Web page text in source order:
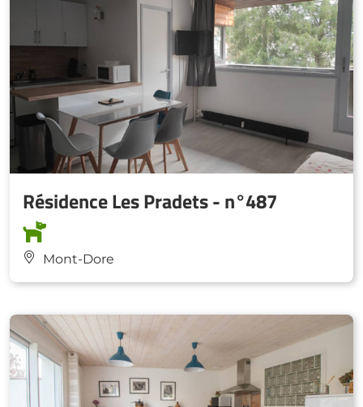
Résidence Les Pradets - n°487
Mont-Dore